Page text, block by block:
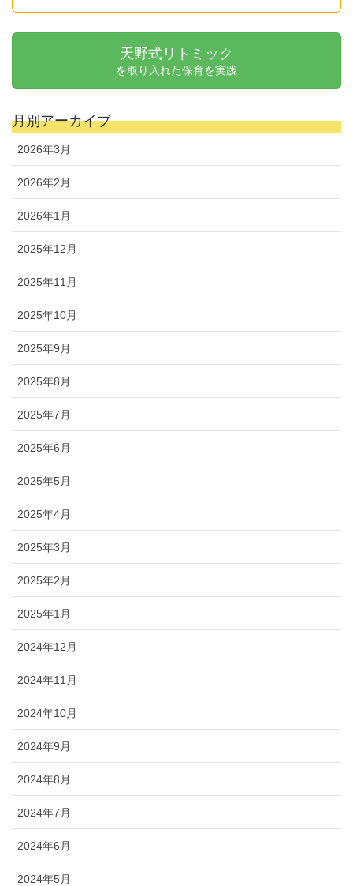
天野式リトミック
を取り入れた保育を実践
月別アーカイブ
2026年3月
2026年2月
2026年1月
2025年12月
2025年11月
2025年10月
2025年9月
2025年8月
2025年7月
2025年6月
2025年5月
2025年4月
2025年3月
2025年2月
2025年1月
2024年12月
2024年11月
2024年10月
2024年9月
2024年8月
2024年7月
2024年6月
2024年5月